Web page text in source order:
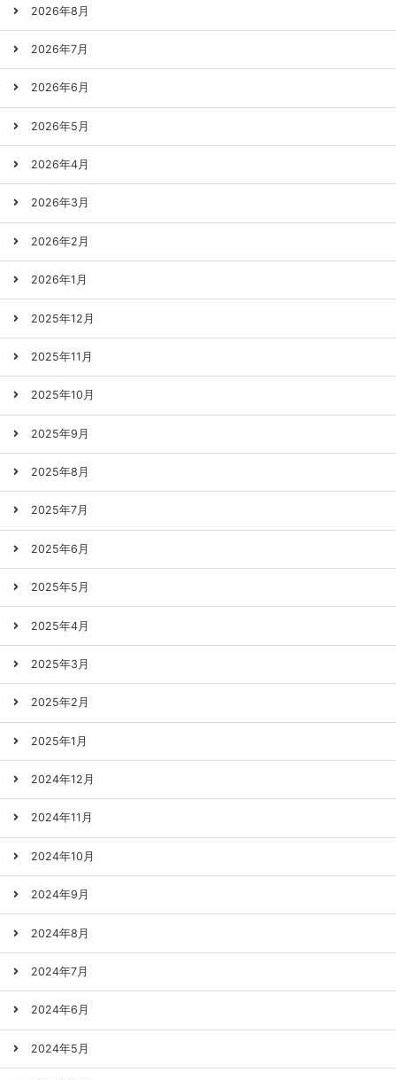
2026年8月
2026年7月
2026年6月
2026年5月
2026年4月
2026年3月
2026年2月
2026年1月
2025年12月
2025年11月
2025年10月
2025年9月
2025年8月
2025年7月
2025年6月
2025年5月
2025年4月
2025年3月
2025年2月
2025年1月
2024年12月
2024年11月
2024年10月
2024年9月
2024年8月
2024年7月
2024年6月
2024年5月